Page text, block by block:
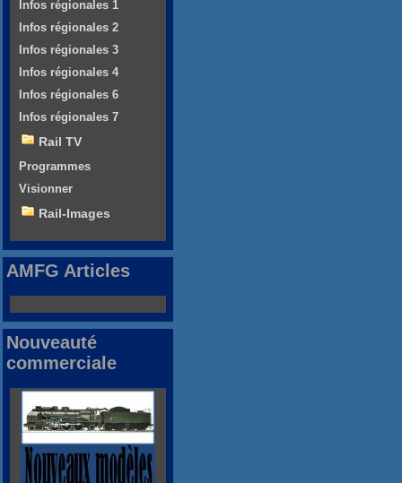
Infos régionales 1
Infos régionales 2
Infos régionales 3
Infos régionales 4
Infos régionales 6
Infos régionales 7
Rail TV
Programmes
Visionner
Rail-Images
AMFG Articles
Nouveauté
commerciale